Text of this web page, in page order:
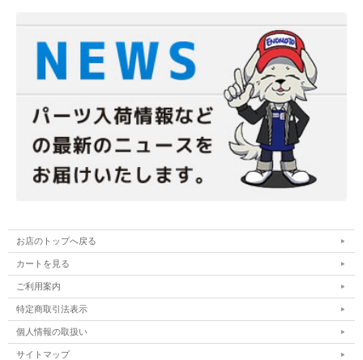
お店のトップへ戻る
カートを見る
ご利用案内
特定商取引法表示
個人情報の取扱い
サイトマップ